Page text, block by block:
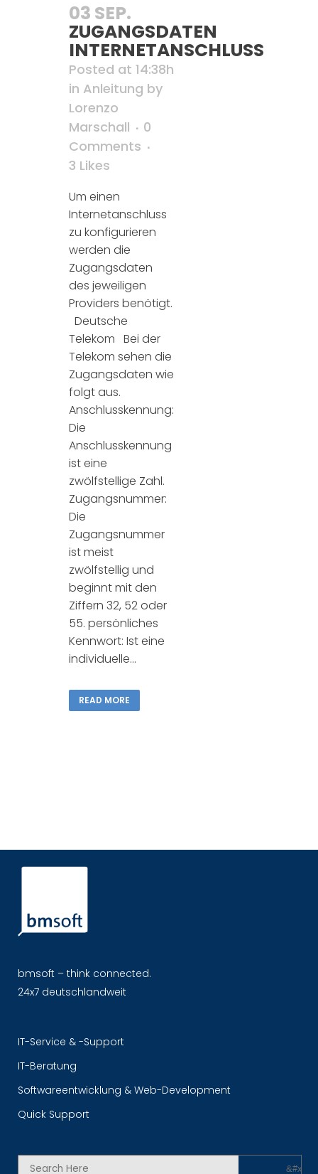
03 SEP.
ZUGANGSDATEN
INTERNETANSCHLUSS
Posted at 14:38h
in Anleitung by
Lorenzo
Marschall
0
Comments
3 Likes
Um einen
Internetanschluss
zu konfigurieren
werden die
Zugangsdaten
des jeweiligen
Providers benötigt.
Deutsche
Telekom Bei der
Telekom sehen die
Zugangsdaten wie
folgt aus.
Anschlusskennung:
Die
Anschlusskennung
ist eine
zwölfstellige Zahl.
Zugangsnummer:
Die
Zugangsnummer
ist meist
zwölfstellig und
beginnt mit den
Ziffern 32, 52 oder
55. persönliches
Kennwort: Ist eine
individuelle...
READ MORE
bmsoft – think connected.
24x7 deutschlandweit
IT-Service & -Support
IT-Beratung
Softwareentwicklung & Web-Development
Quick Support